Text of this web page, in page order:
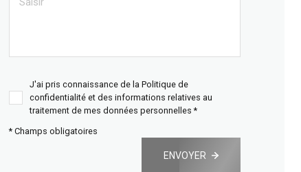
J'ai pris connaissance de la Politique de
confidentialité et des informations relatives au
traitement de mes données personnelles *
* Champs obligatoires
ENVOYER